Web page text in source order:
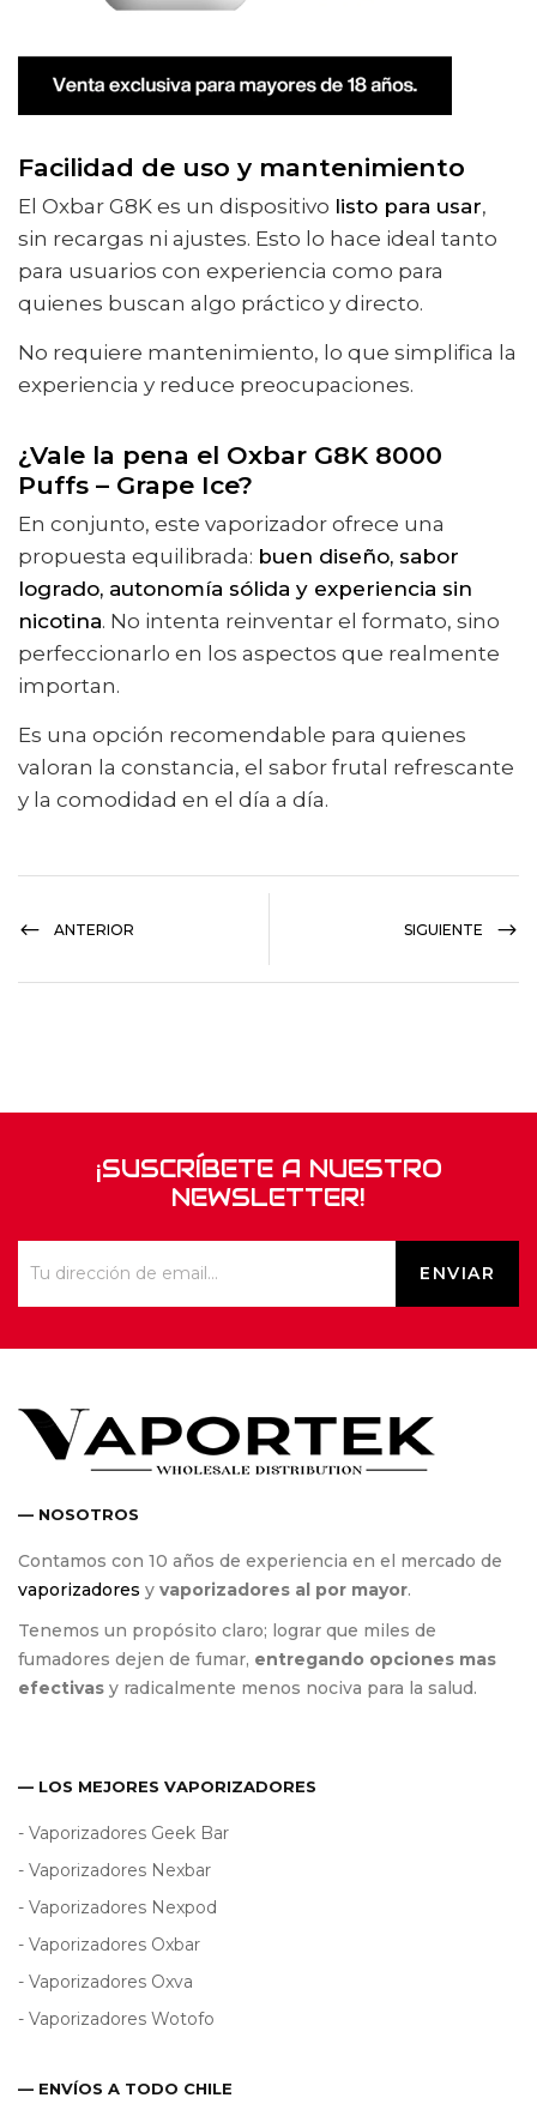
Facilidad de uso y mantenimiento
El Oxbar G8K es un dispositivo listo para usar,
sin recargas ni ajustes. Esto lo hace ideal tanto
para usuarios con experiencia como para
quienes buscan algo práctico y directo.
No requiere mantenimiento, lo que simplifica la
experiencia y reduce preocupaciones.
¿Vale la pena el Oxbar G8K 8000
Puffs – Grape Ice?
En conjunto, este vaporizador ofrece una
propuesta equilibrada: buen diseño, sabor
logrado, autonomía sólida y experiencia sin
nicotina. No intenta reinventar el formato, sino
perfeccionarlo en los aspectos que realmente
importan.
Es una opción recomendable para quienes
valoran la constancia, el sabor frutal refrescante
y la comodidad en el día a día.
ANTERIOR SIGUIENTE
¡SUSCRÍBETE A NUESTRO
NEWSLETTER!
— NOSOTROS
Contamos con 10 años de experiencia en el mercado de
vaporizadores y vaporizadores al por mayor.
Tenemos un propósito claro; lograr que miles de
fumadores dejen de fumar, entregando opciones mas
efectivas y radicalmente menos nociva para la salud.
— LOS MEJORES VAPORIZADORES
- Vaporizadores Geek Bar
- Vaporizadores Nexbar
- Vaporizadores Nexpod
- Vaporizadores Oxbar
- Vaporizadores Oxva
- Vaporizadores Wotofo
— ENVÍOS A TODO CHILE